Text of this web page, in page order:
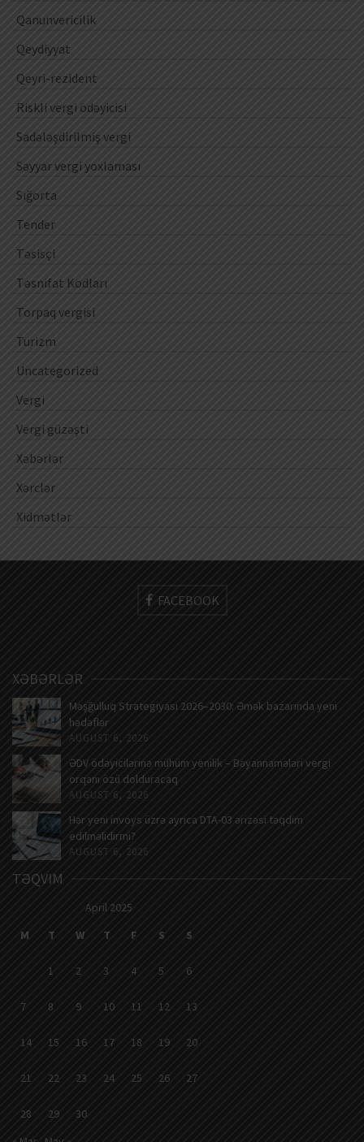
Qanunvericilik
Qeydiyyat
Qeyri-rezident
Riskli vergi ödəyicisi
Sadələşdirilmiş vergi
Səyyar vergi yoxlaması
Sığorta
Tender
Təsisçi
Təsnifat Kodları
Torpaq vergisi
Turizm
Uncategorized
Vergi
Vergi güzəşti
Xəbərlər
Xərclər
Xidmətlər
FACEBOOK
XƏBƏRLƏR
Məşğulluq Strategiyası 2026–2030: Əmək bazarında yeni
hədəflər
AUGUST 6, 2026
ƏDV ödəyicilərinə mühüm yenilik – Bəyannamələri vergi
orqanı özü dolduracaq
AUGUST 6, 2026
Hər yeni invoys üzrə ayrıca DTA-03 ərizəsi təqdim
edilməlidirmi?
AUGUST 6, 2026
TƏQVIM
April 2025
M
T W T F S S
1 2 3 4 5 6
7 8 9 10 11 12 13
14 15 16 17 18 19 20
21 22 23 24 25 26 27
28 29
30